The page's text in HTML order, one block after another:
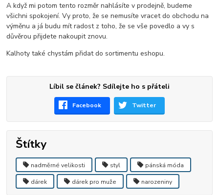
A když mi potom tento rozměr nahlásíte v prodejně, budeme
všichni spokojení. Vy proto, že se nemusíte vracet do obchodu na
výměnu a já budu mít radost z toho, že se vše povedlo a vy s
důvěrou přijdete nakoupit znovu.
Kalhoty také chystám přidat do sortimentu eshopu.
Líbil se článek? Sdílejte ho s přáteli
Facebook Twitter
Štítky
nadměrné velikosti styl pánská móda
dárek dárek pro muže narozeniny